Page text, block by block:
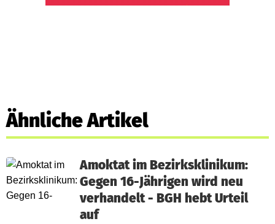
Ähnliche Artikel
Amoktat im Bezirksklinikum:
Gegen 16-Jährigen wird neu
verhandelt - BGH hebt Urteil
auf